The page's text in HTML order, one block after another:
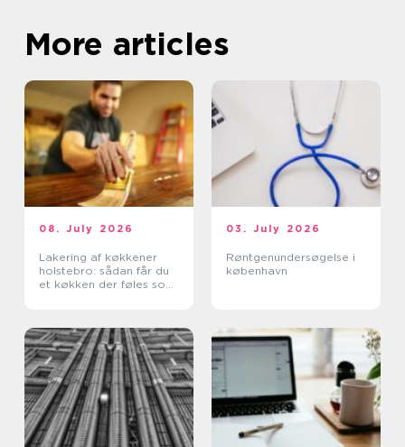
More articles
08. July 2026
Lakering af køkkener
holstebro: sådan får du
et køkken der føles som
03. July 2026
Røntgenundersøgelse i
københavn